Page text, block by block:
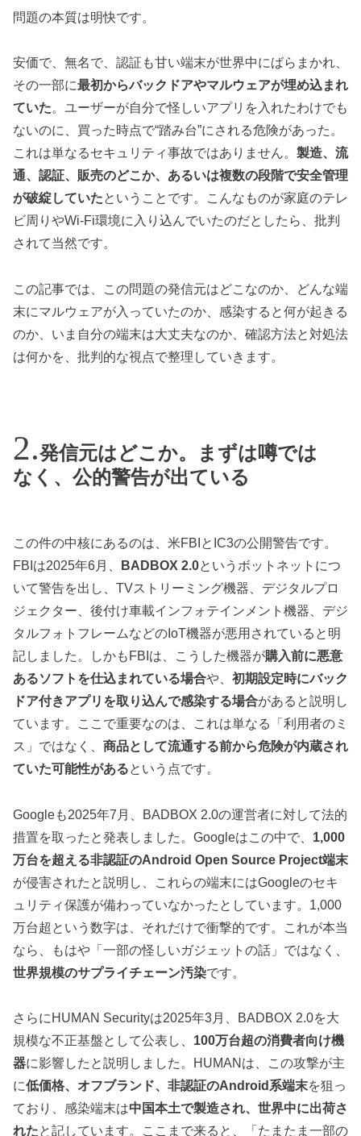
問題の本質は明快です。
安価で、無名で、認証も甘い端末が世界中にばらまかれ、
その一部に最初からバックドアやマルウェアが埋め込まれ
ていた。ユーザーが自分で怪しいアプリを入れたわけでも
ないのに、買った時点で“踏み台”にされる危険があった。
これは単なるセキュリティ事故ではありません。 製造、流
通、認証、販売のどこか、あるいは複数の段階で安全管理
が破綻していたということです。こんなものが家庭のテレ
ビ周りやWi-Fi環境に入り込んでいたのだとしたら、批判
されて当然です。
この記事では、この問題の発信元はどこなのか、どんな端
末にマルウェアが入っていたのか、感染すると何が起きる
のか、いま自分の端末は大丈夫なのか、確認方法と対処法
は何かを、批判的な視点で整理していきます。
発信元はどこか。まずは噂では
なく、公的警告が出ている
この件の中核にあるのは、米FBIとIC3の公開警告です。
FBIは2025年6月、
BADBOX 2.0というボットネットにつ
いて警告を出し、TVストリーミング機器、デジタルプロ
ジェクター、後付け車載インフォテインメント機器、デジ
タルフォトフレームなどのIoT機器が悪用されていると明
記しました。しかもFBIは、こうした機器が購入前に悪意
あるソフトを仕込まれている場合や、 初期設定時にバック
ドア付きアプリを取り込んで感染する場合があると説明し
ています。ここで重要なのは、これは単なる「利用者のミ
ス」ではなく、 商品として流通する前から危険が内蔵され
ていた可能性があるという点です。
Googleも2025年7月、BADBOX 2.0の運営者に対して法的
措置を取ったと発表しました。Googleはこの中で、 1,000
万台を超える非認証のAndroid Open Source Project端末
が侵害されたと説明し、これらの端末にはGoogleのセキ
ュリティ保護が備わっていなかったとしています。1,000
万台超という数字は、それだけで衝撃的です。これが本当
なら、もはや「一部の怪しいガジェットの話」ではなく、
世界規模のサプライチェーン汚染です。
さらにHUMAN Securityは2025年3月、BADBOX 2.0を大
規模な不正基盤として公表し、 100万台超の消費者向け機
器に影響したと説明しました。HUMANは、この攻撃が主
に低価格、オフブランド、非認証のAndroid系端末を狙っ
ており、感染端末は中国本土で製造され、世界中に出荷さ
れたと記しています。ここまで来ると、「たまたま一部の